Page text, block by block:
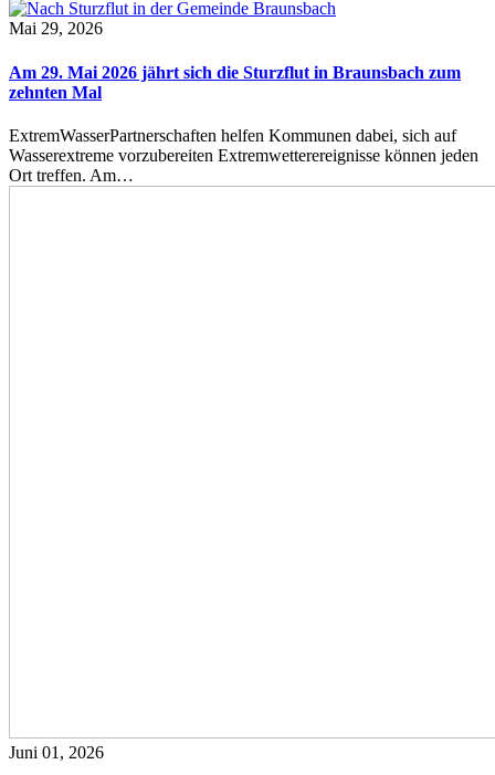
Mai 29, 2026
Am 29. Mai 2026 jährt sich die Sturzflut in Braunsbach zum
zehnten Mal
ExtremWasserPartnerschaften helfen Kommunen dabei, sich auf
Wasserextreme vorzubereiten Extremwetterereignisse können jeden
Ort treffen. Am…
Juni 01, 2026